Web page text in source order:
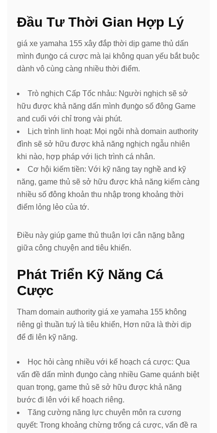
Đầu Tư Thời Gian Hợp Lý
giá xe yamaha 155 xây đắp thời dịp game thủ dấn
mình đụng̀o cá cược mà lại không quan yếu bắt buộc
dành vô cùng càng nhiều thời điểm.
Trò nghịch Cấp Tốc nhảu: Người nghịch sẽ sở
hữu được khả năng dấn mình đụng̀o số đông Game
and cuối với chỉ trong vài phút.
Lịch trình linh hoạt: Mọi ngôi nhà domain authority
đình sẽ sở hữu được khả năng nghịch ngẫu nhiên
khi nào, hợp pháp với lịch trình cá nhân.
Cơ hội kiếm tiền: Với kỹ năng tay nghề and kỹ
năng, game thủ sẽ sở hữu được khả năng kiếm càng
nhiều số đông khoản thu nhập trong khoảng thời
điểm lỏng lẻo của tớ.
Điều này giúp game thủ thuận lợi cân nặng bằng
giữa công chuyện and tiêu khiển.
Phát Triển Kỹ Năng Cá
Cược
Tham domain authority giá xe yamaha 155 không
riêng gì thuần tuý là tiêu khiển, Hơn nữa là thời dịp
để đi lên kỹ năng.
Học hỏi càng nhiều với kế hoạch cá cược: Qua
vấn đề dấn mình đụng̀o càng nhiều Game quánh biệt
quan trọng, game thủ sẽ sở hữu được khả năng
bước đi lên với kế hoạch riêng.
Tăng cường năng lực chuyên môn ra cương
quyết: Trong khoảng chừng trống cá cược, vấn đề ra